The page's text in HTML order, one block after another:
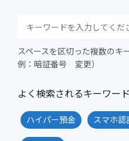
スペースを区切った複数のキ
例：暗証番号 変更）
よく検索されるキーワード
ハイパー預金 スマホ認